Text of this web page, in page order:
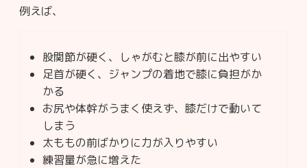
例えば、
股関節が硬く、しゃがむと膝が前に出やすい
足首が硬く、ジャンプの着地で膝に負担がか
かる
お尻や体幹がうまく使えず、膝だけで動いて
しまう
太ももの前ばかりに力が入りやすい
練習量が急に増えた